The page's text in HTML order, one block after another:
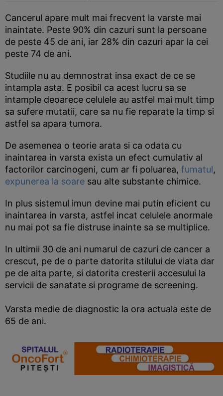
Cancerul apare mult mai frecvent la varste mai
inaintate. Peste 90% din cazuri sunt la persoane
de peste 45 de ani, iar 28% din cazuri apar la cei
peste 74 de ani.
Studiile nu au demnostrat insa exact de ce se
intampla asta. E posibil ca acest lucru sa se
intample deoarece celulele au astfel mai mult timp
sa sufere mutatii, care sa nu fie reparate la timp si
astfel sa apara tumora.
De asemenea o teorie arata si ca odata cu
inaintarea in varsta exista un efect cumulativ al
factorilor carcinogeni, cum ar fi poluarea, fumatul,
expunerea la soare sau alte substante chimice.
In plus sistemul imun devine mai putin eficient cu
inaintarea in varsta, astfel incat celulele anormale
nu mai pot sa fie distruse inainte sa se multiplice.
In ultimii 30 de ani numarul de cazuri de cancer a
crescut, pe de o parte datorita stilului de viata dar
pe de alta parte, si datorita cresterii accesului la
servicii de sanatate si programe de screening.
Varsta medie de diagnostic la ora actuala este de
65 de ani.